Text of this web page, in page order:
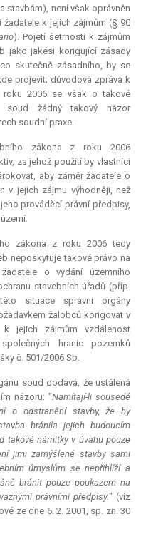
stavbám), není však oprávněn
k jejich zájmům (§ 90
). Pojetí šetrnosti k zájmům
jako jakési korigující zásady
skutečně zásadního, by se
projevit; důvodová zpráva k
roku 2006 se však o takové
soud žádný takový názor
soudní praxe.
zákona z roku 2006
za jehož použití by vlastníci
aby záměr žadatele o
v jejich zájmu výhodněji, než
prováděcí právní předpisy,
zákona z roku 2006 tedy
neposkytuje takové právo na
o vydání územního
stavebních úřadů (příp.
situace správní orgány
žalobců korigovat v
jejich zájmům vzdálenost
hranic pozemků
č. 501/2006 Sb.
soud dodává, že ustálená
názoru: "Namítají-li sousedé
o odstranění stavby, že by
bránila jejich budoucím
takové námitky v úvahu pouze
jimi zamýšlené stavby sami
úmyslům se nepřihlíží a
bránit pouze poukazem na
právními předpisy." (viz
ze dne 6. 2. 2001, sp. zn. 30